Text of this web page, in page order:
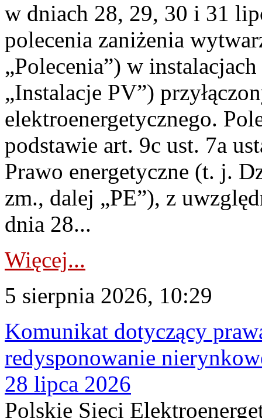
w dniach 28, 29, 30 i 31
polecenia zaniżenia
„Polecenia”) w
„Instalacje PV”)
elektroenergetycznego.
podstawie art. 9c ust. 7a
Prawo energetyczne (t. j.
zm., dalej „PE”), z
dnia 28...
Więcej...
5 sierpnia 2026, 10:29
Komunikat dotyczący
redysponowanie
28 lipca 2026
Polskie Sieci